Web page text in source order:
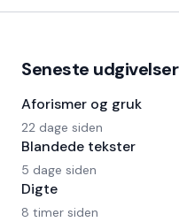
Seneste udgivelser
Aforismer og gruk
22 dage siden
Blandede tekster
5 dage siden
Digte
8 timer siden